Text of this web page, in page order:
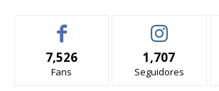
7,526
Fans
1,707
Seguidores